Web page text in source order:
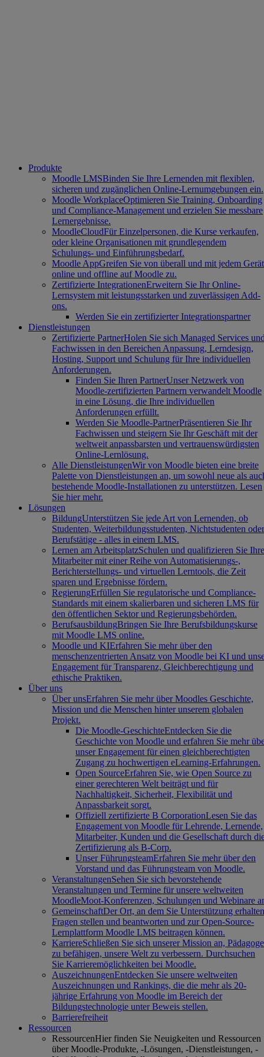
Produkte
Moodle LMSBinden Sie Ihre Lernenden mit flexiblen,
sicheren und zugänglichen Online-Lernumgebungen ein.
Moodle WorkplaceOptimieren Sie Training, Onboarding
und Compliance-Management und erzielen Sie messbare
Lernergebnisse.
MoodleCloudFür Einzelpersonen, die Kurse verkaufen,
oder kleine Organisationen mit grundlegendem
Schulungs- und Einführungsbedarf.
Moodle AppGreifen Sie von überall und mit jedem Gerät
online und offline auf Moodle zu.
Zertifizierte IntegrationenErweitern Sie Ihr Online-
Lernsystem mit leistungsstarken und zuverlässigen Add-
ons.
Werden Sie ein zertifizierter Integrationspartner
Dienstleistungen
Zertifizierte PartnerHolen Sie sich Managed Services
Fachwissen in den Bereichen Anpassung, Lerndesign,
Hosting, Support und Schulung für Ihre individuellen
Anforderungen.
Finden Sie Ihren PartnerUnser Netzwerk von
Moodle-zertifizierten Partnern verwandelt Moodle
in eine Lösung, die Ihre individuellen
Anforderungen erfüllt.
Werden Sie Moodle-PartnerPräsentieren Sie Ihr
Fachwissen und steigern Sie Ihr Geschäft mit der
weltweit anpassbarsten und vertrauenswürdigsten
Online-Lernlösung.
Alle DienstleistungenWir von Moodle bieten eine breite
Palette von Dienstleistungen an, um sowohl neue als
bestehende Moodle-Installationen zu unterstützen. Lesen
Sie hier mehr.
Lösungen
BildungUnterstützen Sie jede Art von Lernenden, ob
Studenten, Weiterbildungsstudenten, Nichtstudenten oder
Berufstätige - alles in einem LMS.
Lernen am ArbeitsplatzSchulen und qualifizieren Sie Ihre
Mitarbeiter mit einer Reihe von Automatisierungs-,
Berichterstellungs- und virtuellen Lerntools, die Zeit
sparen und Ergebnisse fördern.
RegierungErfüllen Sie regulatorische und Compliance-
Standards mit einem skalierbaren und sicheren LMS für
den öffentlichen Sektor und Regierungsbehörden.
BerufsausbildungBringen Sie Ihre Berufsbildungskurse
mit Moodle LMS online.
Moodle und KIErfahren Sie mehr über den
menschenzentrierten Ansatz von Moodle bei KI und
Engagement für Transparenz, Gleichberechtigung und
ethische Praktiken.
Über uns
Über unsErfahren Sie mehr über Moodles Geschichte,
Mission und die Menschen hinter unserem globalen
Projekt.
Die Moodle-GeschichteEntdecken Sie die
Geschichte von Moodle und erfahren Sie mehr
unser Engagement für einen gleichberechtigten
Zugang zu hochwertigen eLearning-Erfahrungen.
Open SourceErfahren Sie, wie Open Source zu
einer gerechteren Welt beiträgt und für
Nachhaltigkeit, Sicherheit, Flexibilität und
Anpassbarkeit sorgt.
Offiziell zertifizierte B CorporationLesen Sie das
Engagement von Moodle für Lehrende, Lernende,
Mitarbeiter, Kunden und die Gesellschaft durch
Zertifizierung als B-Corp.
Unser FührungsteamErfahren Sie mehr über den
Vorstand und das Führungsteam von Moodle.
VeranstaltungenSehen Sie sich bevorstehende
Veranstaltungen und Termine für unsere weltweiten
MoodleMoot-Konferenzen, Schulungen und Webinare
GemeinschaftDer Ort, an dem Sie Unterstützung
Fragen stellen und beantworten und zur Open-Source-
Lernplattform Moodle LMS beitragen können.
KarriereSchließen Sie sich unserer Mission an,
zu befähigen, unsere Welt zu verbessern. Durchsuchen
Sie Karrieremöglichkeiten bei Moodle.
AuszeichnungenEntdecken Sie unsere weltweiten
Auszeichnungen und Rankings, die die mehr als 20-
jährige Erfahrung von Moodle im Bereich der
Bildungstechnologie unter Beweis stellen.
Barrierefreiheit
Ressourcen
RessourcenHier finden Sie Neuigkeiten und Ressourcen
über Moodle-Produkte, -Lösungen, -Dienstleistungen, -